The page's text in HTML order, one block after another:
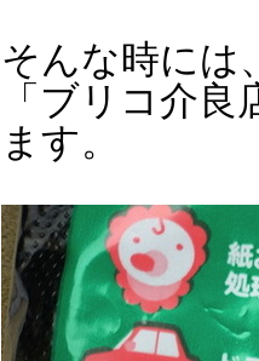
そんな時には
「ブリコ介
ます。